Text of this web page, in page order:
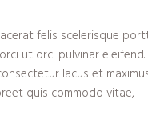
felis scelerisque
ut orci pulvinar eleifend.
lacus et
quis commodo vitae,